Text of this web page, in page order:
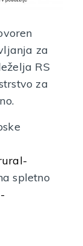
za
RS
za
spletno